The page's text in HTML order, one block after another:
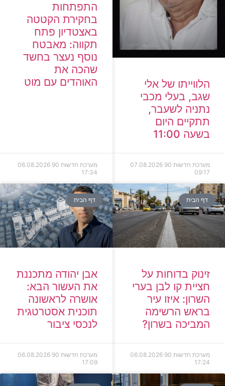
הלווייתו של אלי
שגב, בעלי מכבי
נתניה לשעבר,
תתקיים היום
בשעה 11:00
מערכת חדשות 90
07.08.2026
09:17
התפתחות
בחקירת הקטטה
באצטדיון פתח
תקווה: מאבטח
נוסף נעצר בחשד
שהכה את
האוהדים עם מוט
מערכת חדשות 90
06.08.2026
17:34
דף הבית
זינוק בדוחות על
חציית קו לבן בערי
השרון: איזו עיר
בראש הרשימה
המביכה בשרון?
מערכת חדשות 90
06.08.2026
17:24
דף הבית
אבן יהודה מתכננת
את העשור הבא:
אושרה לראשונה
תוכנית אסטרטגית
לנכסי ציבור
מערכת חדשות 90
06.08.2026
17:09